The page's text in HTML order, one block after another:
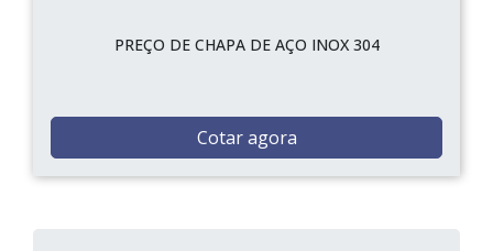
PREÇO DE CHAPA DE AÇO INOX 304
Cotar agora